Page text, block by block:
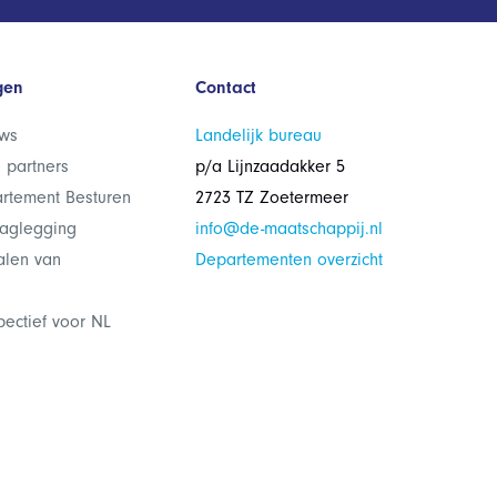
partners
Besturen
van
voor NL
Contact
Landelijk bureau
p/a Lijnzaadakker 5
2723 TZ Zoetermeer
info@de-maatschappij.nl
Departementen overzicht